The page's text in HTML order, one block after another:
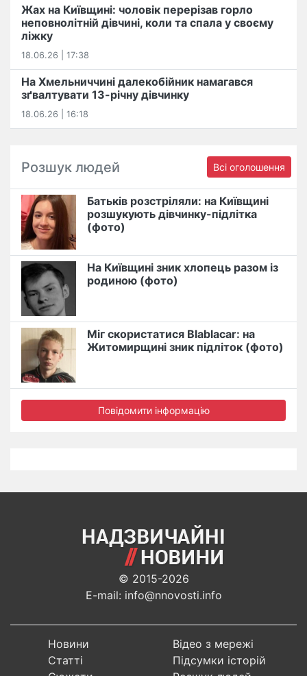
Жах на Київщині: чоловік перерізав горло
неповнолітній дівчині, коли та спала у своєму
ліжку
18.06.26 | 17:38
На Хмельниччині далекобійник намагався
зґвалтувати 13-річну дівчинку
18.06.26 | 16:18
Розшук людей Всі оголошення
Батьків розстріляли: на Київщині
розшукують дівчинку-підлітка
(фото)
На Київщині зник хлопець разом із
родиною (фото)
Міг скористатися Blablacar: на
Житомирщині зник підліток (фото)
Повідомити інформацію
© 2015-2026
E-mail: info@nnovosti.info
Новини
Статті
Відео з мережі
Підсумки історій